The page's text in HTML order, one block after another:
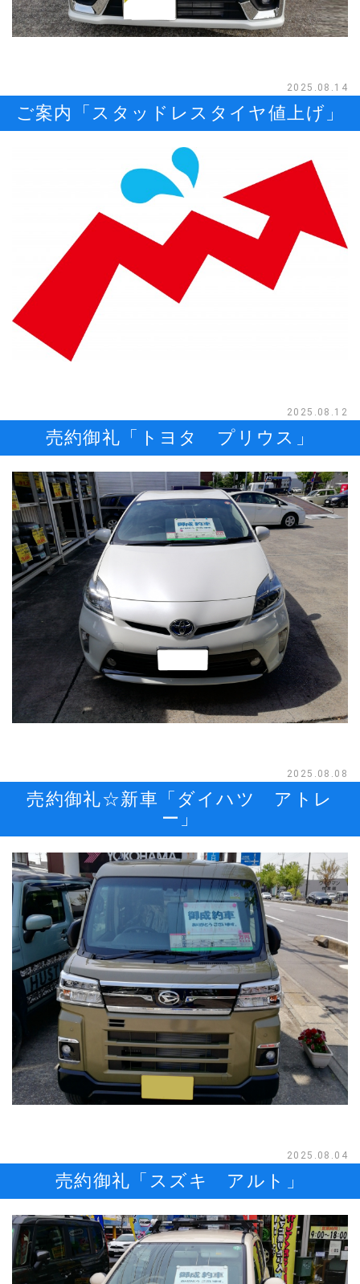
2025.08.14
ご案内「スタッドレスタイヤ値上げ」
2025.08.12
売約御礼「トヨタ プリウス」
2025.08.08
売約御礼☆新車「ダイハツ アトレ
ー」
2025.08.04
売約御礼「スズキ アルト」